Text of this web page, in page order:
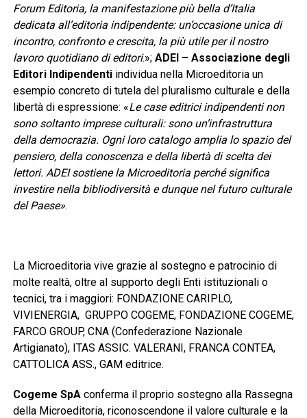
Forum Editoria, la manifestazione più bella d’Italia
dedicata all’editoria indipendente: un’occasione unica di
incontro, confronto e crescita, la più utile per il nostro
lavoro quotidiano di editori.»; ADEI – Associazione degli
Editori Indipendentiindividua nella Microeditoria un
esempio concreto di tutela del pluralismo culturale e della
libertà di espressione: «Le case editrici indipendenti non
sono soltanto imprese culturali: sono un’infrastruttura
della democrazia. Ogni loro catalogo amplia lo spazio del
pensiero, della conoscenza e della libertà di scelta dei
lettori. ADEI sostiene la Microeditoria perché significa
investire nella bibliodiversità e dunque nel futuro culturale
del Paese».
La Microeditoria vive grazie al sostegno e patrocinio di
molte realtà, oltre al supporto degli Enti istituzionali o
tecnici, tra i maggiori: FONDAZIONE CARIPLO,
VIVIENERGIA, GRUPPO COGEME, FONDAZIONE COGEME,
FARCO GROUP, CNA (Confederazione Nazionale
Artigianato), ITAS ASSIC. VALERANI, FRANCA CONTEA,
CATTOLICA ASS., GAM editrice.
Cogeme SpAconferma il proprio sostegno alla Rassegna
della Microeditoria, riconoscendone il valore culturale e la